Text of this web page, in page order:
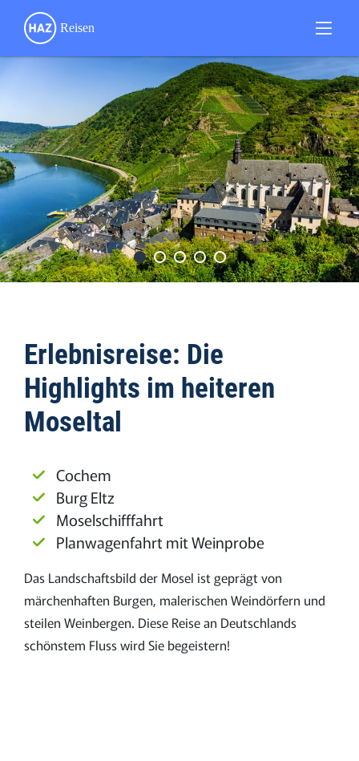
Erlebnisreise: Die
Highlights im heiteren
Moseltal
Cochem
Burg Eltz
Moselschifffahrt
Planwagenfahrt mit Weinprobe
Das Landschaftsbild der Mosel ist geprägt von
märchenhaften Burgen, malerischen Weindörfern und
steilen Weinbergen. Diese Reise an Deutschlands
schönstem Fluss wird Sie begeistern!